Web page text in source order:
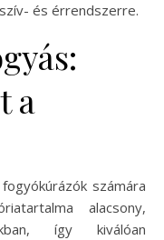
és érrendszerre.
a
számára
alacsony,
így kiválóan